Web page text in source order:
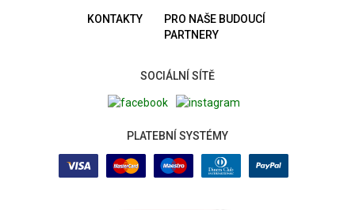
KONTAKTY
PRO NAŠE BUDOUCÍ
PARTNERY
SOCIÁLNÍ SÍTĚ
PLATEBNÍ SYSTÉMY